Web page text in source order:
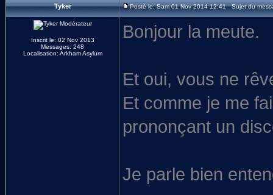
Tyker Posté le: Sam 01 Nov 2014 12:41 Sujet du
Inscrit le: 02 Nov 2013
Messages: 248
Localisation: Arkham Asylum
Bonjour la meute.
Et oui, vous ne
Et comme je me
prononçant un
Je parle bien